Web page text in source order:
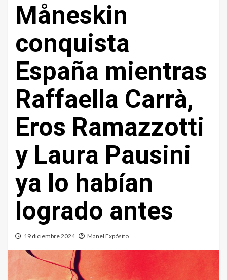
Måneskin
conquista
España mientras
Raffaella Carrà,
Eros Ramazzotti
y Laura Pausini
ya lo habían
logrado antes
19 diciembre 2024 Manel Expósito